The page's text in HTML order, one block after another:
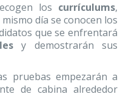
los currículums,
día se conocen los
que se enfrentará
y demostrarán sus
pruebas empezarán a
de cabina alrededor